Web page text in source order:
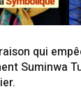
qui
Suminwa